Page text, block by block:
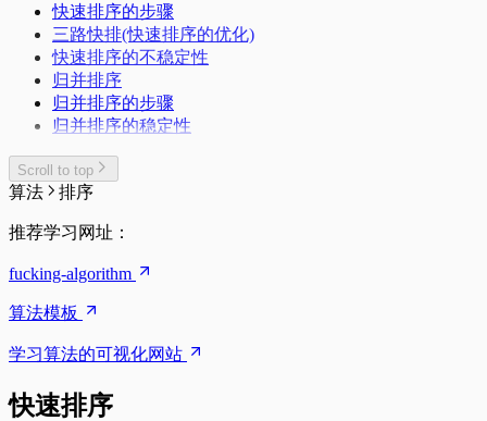
Longest Substring
反转链表
三数之和
快速排序的步骤
三路快排(快速排序的优化)
快速排序的不稳定性
归并排序
归并排序的步骤
归并排序的稳定性
Scroll to top
算法 排序
推荐学习网址：
fucking-algorithm
算法模板
学习算法的可视化网站
快速排序